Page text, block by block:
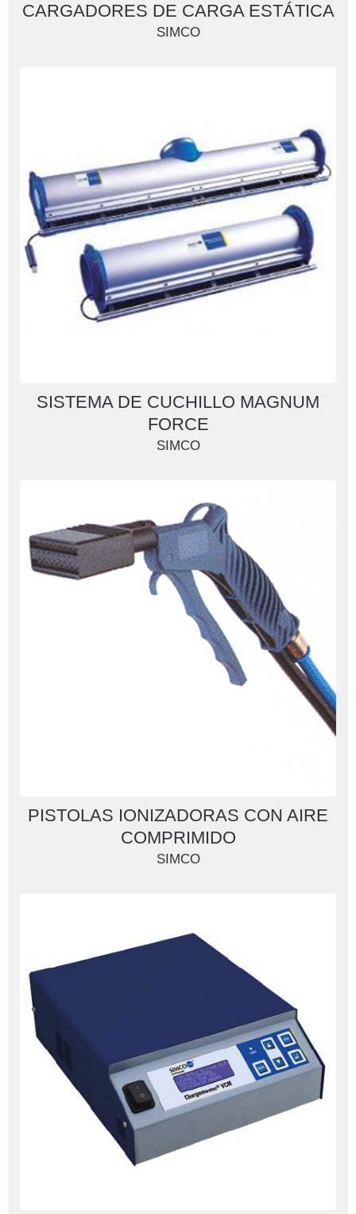
CARGADORES DE CARGA ESTÁTICA
SIMCO
SISTEMA DE CUCHILLO MAGNUM
FORCE
SIMCO
PISTOLAS IONIZADORAS CON AIRE
COMPRIMIDO
SIMCO